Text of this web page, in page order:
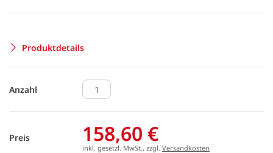
Produktdetails
Anzahl
Preis 158,60 €
inkl. gesetzl. MwSt., zzgl. Versandkosten